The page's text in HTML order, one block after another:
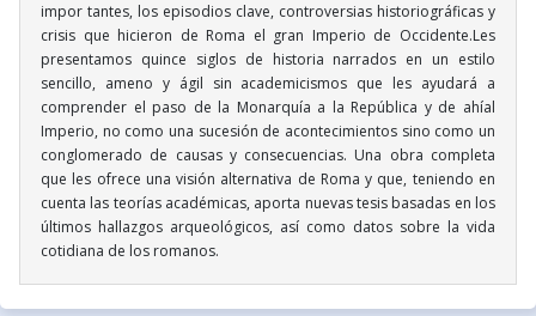
impor tantes, los episodios clave, controversias historiográficas y
crisis que hicieron de Roma el gran Imperio de Occidente.Les
presentamos quince siglos de historia narrados en un estilo
sencillo, ameno y ágil sin academicismos que les ayudará a
comprender el paso de la Monarquía a la República y de ahíal
Imperio, no como una sucesión de acontecimientos sino como un
conglomerado de causas y consecuencias. Una obra completa
que les ofrece una visión alternativa de Roma y que, teniendo en
cuenta las teorías académicas, aporta nuevas tesis basadas en los
últimos hallazgos arqueológicos, así como datos sobre la vida
cotidiana de los romanos.